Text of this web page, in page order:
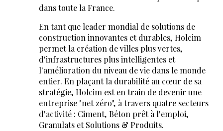
dans toute la France.
En tant que leader mondial de solutions de
construction innovantes et durables, Holcim
permet la création de villes plus vertes,
d'infrastructures plus intelligentes et
l'amélioration du niveau de vie dans le monde
entier. En plaçant la durabilité au cœur de sa
stratégie, Holcim est en train de devenir une
entreprise "net zéro", à travers quatre secteurs
d'activité : Ciment, Béton prêt à l'emploi,
Granulats et Solutions & Produits.